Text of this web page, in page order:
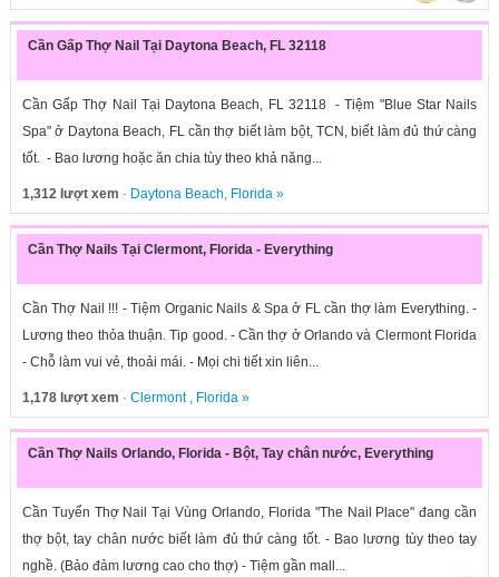
Cần Gấp Thợ Nail Tại Daytona Beach, FL 32118
Cần Gấp Thợ Nail Tại Daytona Beach, FL 32118 - Tiệm "Blue Star Nails
Spa" ở Daytona Beach, FL cần thợ biết làm bột, TCN, biết làm đủ thứ càng
tốt. - Bao lương hoặc ăn chia tùy theo khả năng...
1,312 lượt xem · Daytona Beach, Florida»
Cần Thợ Nails Tại Clermont, Florida - Everything
Cần Thợ Nail !!! - Tiệm Organic Nails & Spa ở FL cần thợ làm Everything. -
Lương theo thỏa thuận. Tip good. - Cần thợ ở Orlando và Clermont Florida
- Chỗ làm vui vẻ, thoải mái. - Mọi chi tiết xin liên...
1,178 lượt xem · Clermont , Florida»
Cần Thợ Nails Orlando, Florida - Bột, Tay chân nước, Everything
Cần Tuyển Thợ Nail Tại Vùng Orlando, Florida "The Nail Place" đang cần
thợ bột, tay chân nước biết làm đủ thứ càng tốt. - Bao lương tùy theo tay
nghề. (Bảo đảm lương cao cho thợ) - Tiệm gần mall...